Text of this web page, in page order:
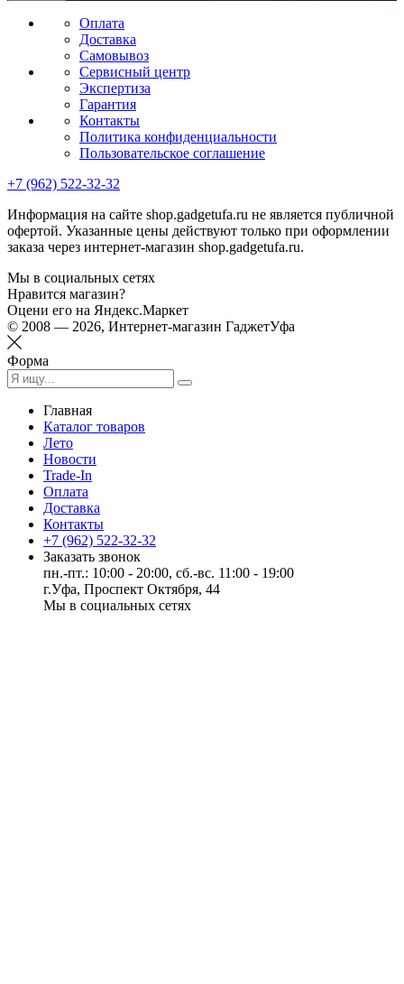
Оплата
Доставка
Самовывоз
Сервисный центр
Экспертиза
Гарантия
Контакты
Политика конфиденциальности
Пользовательское соглашение
+7 (962) 522-32-32
Информация на сайте shop.gadgetufa.ru не является публичной
офертой. Указанные цены действуют только при оформлении
заказа через интернет-магазин shop.gadgetufa.ru.
Мы в социальных сетях
Нравится магазин?
Оцени его на Яндекс.Маркет
© 2008 — 2026, Интернет-магазин ГаджетУфа
Форма
Главная
Каталог товаров
Лето
Новости
Trade-In
Оплата
Доставка
Контакты
+7 (962) 522-32-32
Заказать звонок
пн.-пт.: 10:00 - 20:00, сб.-вс. 11:00 - 19:00
г.Уфа, Проспект Октября, 44
Мы в социальных сетях